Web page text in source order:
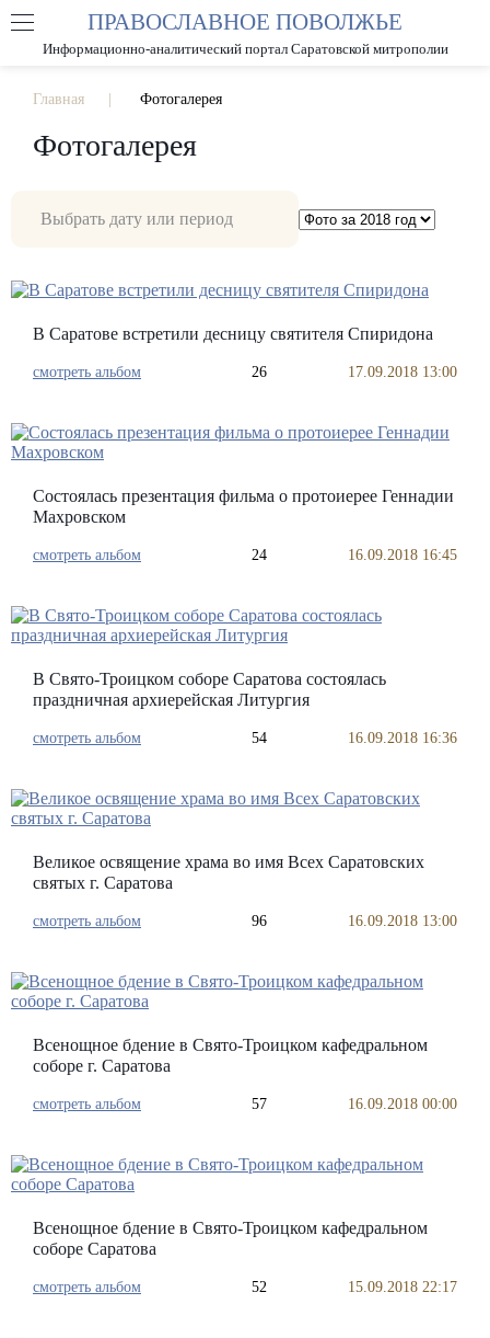
РАЗМЕР ШРИФТА А А
ПРАВОСЛАВНОЕ ПОВОЛЖЬЕ
Информационно-аналитический портал Саратовской митрополии
Главная Фотогалерея
Фотогалерея
В Саратове встретили десницу святителя Спиридона
смотреть альбом 26 17.09.2018 13:00
Состоялась презентация фильма о протоиерее Геннадии
Махровском
смотреть альбом 24 16.09.2018 16:45
В Свято-Троицком соборе Саратова состоялась
праздничная архиерейская Литургия
смотреть альбом 54 16.09.2018 16:36
Великое освящение храма во имя Всех Саратовских
святых г. Саратова
смотреть альбом 96 16.09.2018 13:00
Всенощное бдение в Свято-Троицком кафедральном
соборе г. Саратова
смотреть альбом 57 16.09.2018 00:00
Всенощное бдение в Свято-Троицком кафедральном
соборе Саратова
смотреть альбом 52 15.09.2018 22:17